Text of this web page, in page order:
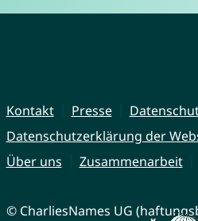
Kontakt Presse
Datenschutzerklärung der
Über uns
Zusammenarbeit
© CharliesNames UG